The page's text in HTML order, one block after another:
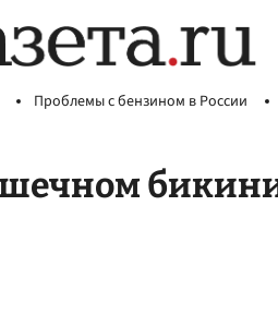
Проблемы с бензином в России